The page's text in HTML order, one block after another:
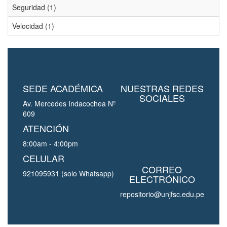
Seguridad (1)
Velocidad (1)
SEDE ACADÉMICA
Av. Mercedes Indacochea Nº
609
ATENCIÓN
8:00am - 4:00pm
CELULAR
921095931 (solo Whatsapp)
NUESTRAS REDES
SOCIALES
CORREO
ELECTRÓNICO
repositorio@unjfsc.edu.pe